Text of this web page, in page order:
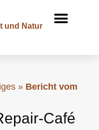
und Natur
» Bericht vom
Café